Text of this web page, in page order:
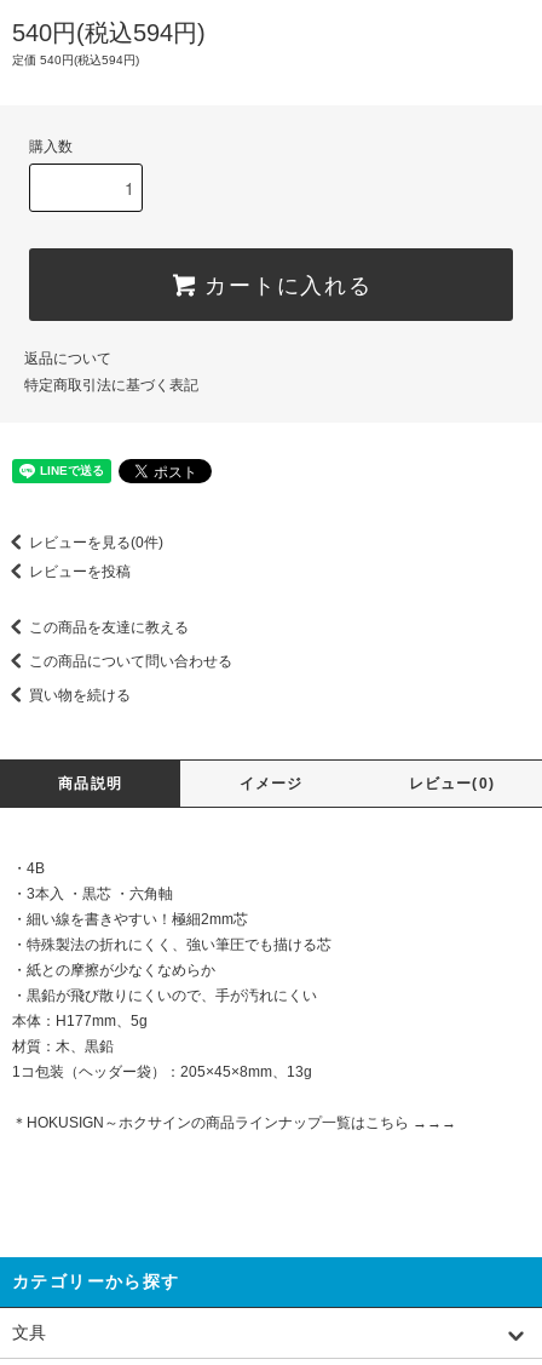
540円(税込594円)
定価 540円(税込594円)
購入数
カートに入れる
返品について
特定商取引法に基づく表記
レビューを見る(0件)
レビューを投稿
この商品を友達に教える
この商品について問い合わせる
買い物を続ける
商品説明 イメージ レビュー(0)
・4B
・3本入 ・黒芯 ・六角軸
・細い線を書きやすい！極細2mm芯
・特殊製法の折れにくく、強い筆圧でも描ける芯
・紙との摩擦が少なくなめらか
・黒鉛が飛び散りにくいので、手が汚れにくい
本体：H177mm、5g
材質：木、黒鉛
1コ包装（ヘッダー袋）：205×45×8mm、13g
＊HOKUSIGN～ホクサインの商品ラインナップ一覧はこちら →→→
カテゴリーから探す
文具